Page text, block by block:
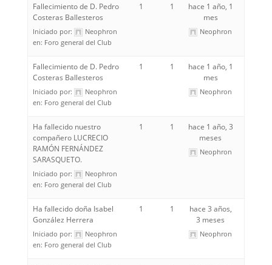
Fallecimiento de D. Pedro
Costeras Ballesteros
Iniciado por:
Neophron
en: Foro general del Club
1 1
hace 1 año, 1
mes
Neophron
Fallecimiento de D. Pedro
Costeras Ballesteros
Iniciado por:
Neophron
en: Foro general del Club
1 1
hace 1 año, 1
mes
Neophron
Ha fallecido nuestro
compañero LUCRECIO
RAMÓN FERNÁNDEZ
SARASQUETO.
Iniciado por:
Neophron
en: Foro general del Club
1 1
hace 1 año, 3
meses
Neophron
Ha fallecido doña Isabel
González Herrera
Iniciado por:
Neophron
en: Foro general del Club
1 1
hace 3 años,
3 meses
Neophron